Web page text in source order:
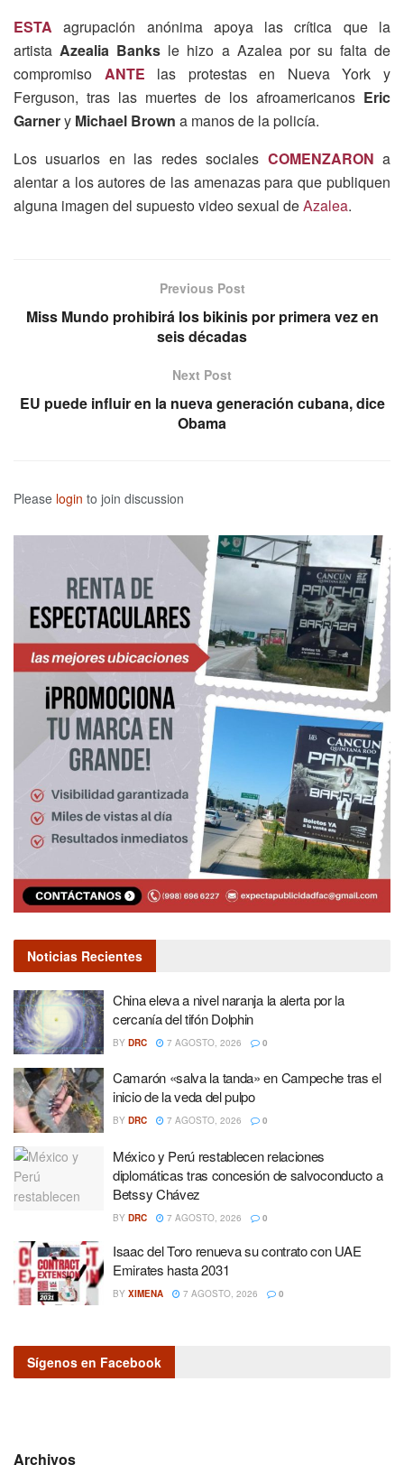
ESTA agrupación anónima apoya las crítica que la
artistaAzealia Banks le hizo a Azalea por su falta de
compromiso ANTE las protestas en Nueva York y
Ferguson, tras las muertes de los afroamericanos Eric
Garnery Michael Brown a manos de la policía.
Los usuarios en las redes sociales COMENZARON a
alentar a los autores de las amenazas para que publiquen
alguna imagen del supuesto video sexual deAzalea.
Previous Post
Miss Mundo prohibirá los bikinis por primera vez en
seis décadas
Next Post
EU puede influir en la nueva generación cubana, dice
Obama
Please login to join discussion
Noticias Recientes
China eleva a nivel naranja la alerta por la
cercanía del tifón Dolphin
BY DRC 7 AGOSTO, 2026 0
Camarón «salva la tanda» en Campeche tras el
inicio de la veda del pulpo
BY DRC 7 AGOSTO, 2026 0
México y Perú restablecen relaciones
diplomáticas tras concesión de salvoconducto a
Betssy Chávez
BY DRC 7 AGOSTO, 2026 0
Isaac del Toro renueva su contrato con UAE
Emirates hasta 2031
BY XIMENA 7 AGOSTO, 2026 0
Sígenos en Facebook
Archivos